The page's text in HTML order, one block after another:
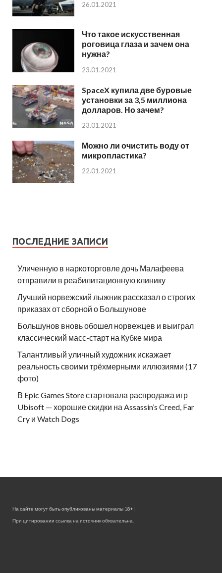
26.01.2021
Что такое искусственная
роговица глаза и зачем она
нужна?
23.01.2021
SpaceX купила две буровые
установки за 3,5 миллиона
долларов. Но зачем?
23.01.2021
Можно ли очистить воду от
микропластика?
22.01.2021
ПОСЛЕДНИЕ ЗАПИСИ
Уличенную в наркоторговле дочь Малафеева
отправили в реабилитационную клинику
Лучший норвежский лыжник рассказал о строгих
приказах от сборной о Большунове
Большунов вновь обошел норвежцев и выиграл
классический масс-старт на Кубке мира
Талантливый уличный художник искажает
реальность своими трёхмерными иллюзиями (17
фото)
В Epic Games Store стартовала распродажа игр
Ubisoft — хорошие скидки на Assassin’s Creed, Far
Cry и Watch Dogs
На сайте могут быть опубликованы материалы 18+!
При цитировании ссылка на источник обязательна.